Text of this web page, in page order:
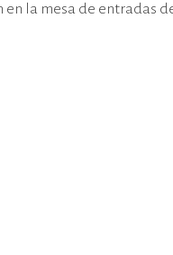
la mesa de entradas